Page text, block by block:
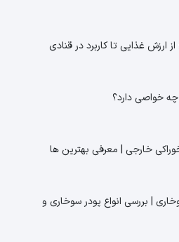
غذایی تا کاربرد در قنادی
خواصی دارد؟
خارجی | معرفی بهترین ها
| بررسی انواع پودر سوخاری و